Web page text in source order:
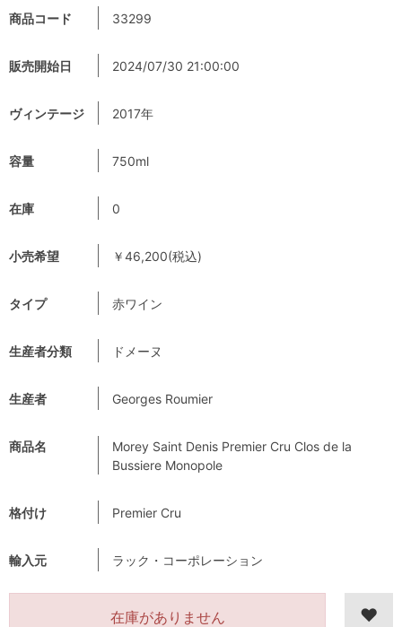
商品コード 33299
販売開始日 2024/07/30 21:00:00
ヴィンテージ 2017年
容量 750ml
在庫 0
小売希望 ￥46,200(税込)
タイプ 赤ワイン
生産者分類 ドメーヌ
生産者 Georges Roumier
商品名
Morey Saint Denis Premier Cru Clos de la
Bussiere Monopole
格付け Premier Cru
輸入元 ラック・コーポレーション
在庫がありません